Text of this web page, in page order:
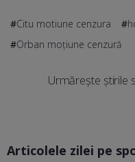
Citu motiune cenzura
Orban moțiune cenzură
Urmărește știrile
Articolele zilei pe